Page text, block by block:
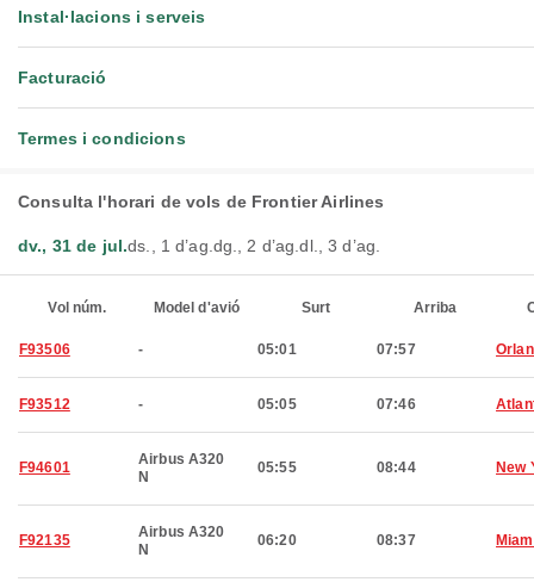
Instal·lacions i serveis
Facturació
Termes i condicions
Consulta l'horari de vols de Frontier Airlines
dv., 31 de jul.ds., 1 d’ag. dg., 2 d’ag.dl., 3 d’ag.
Vol núm. Model d'avió Surt Arriba
F93506 - 05:01 07:57
F93512 - 05:05 07:46
F94601
Airbus A320
N
05:55 08:44 New
F92135
Airbus A320
N
06:20 08:37